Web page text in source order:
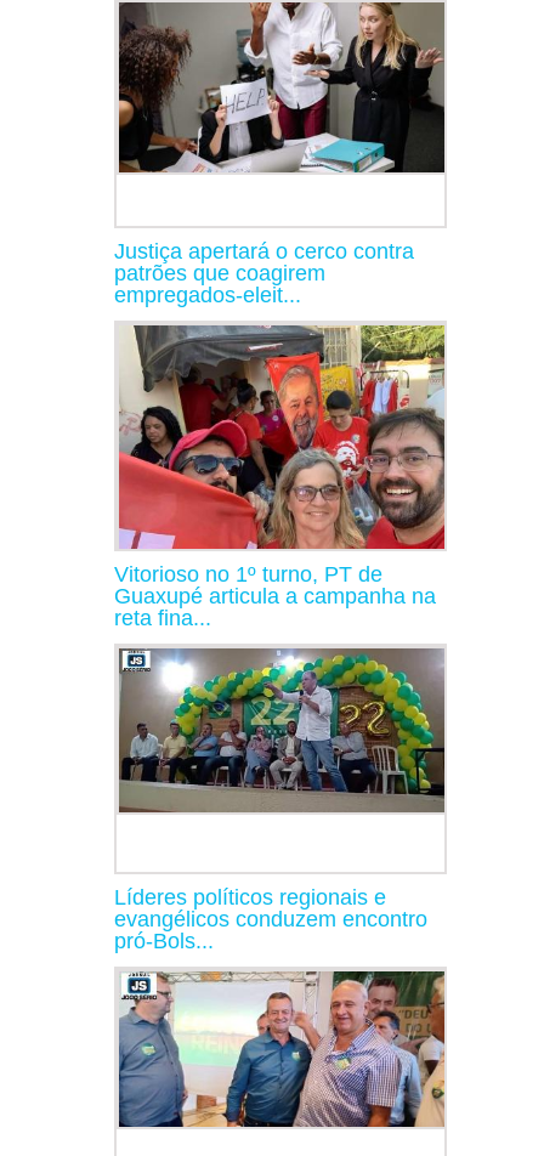
Justiça apertará o cerco contra
patrões que coagirem
empregados-eleit...
Vitorioso no 1º turno, PT de
Guaxupé articula a campanha na
reta fina...
Líderes políticos regionais e
evangélicos conduzem encontro
pró-Bols...